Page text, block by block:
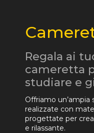
Regala ai
cameretta
studiare e
Offriamo un’ampia
realizzate con
progettate per
e rilassante.